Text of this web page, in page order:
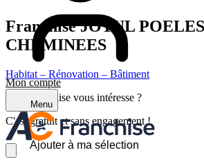
Mon compte
Menu
Franchise JOTUL POELES
CHEMINEES
Habitat – Rénovation – Bâtiment
Cette franchise vous intéresse ?
C'est gratuit et sans engagement !
Ajouter à ma sélection